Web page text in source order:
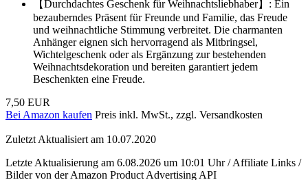
【Durchdachtes Geschenk für Weihnachtsliebhaber】: Ein
bezauberndes Präsent für Freunde und Familie, das Freude
und weihnachtliche Stimmung verbreitet. Die charmanten
Anhänger eignen sich hervorragend als Mitbringsel,
Wichtelgeschenk oder als Ergänzung zur bestehenden
Weihnachtsdekoration und bereiten garantiert jedem
Beschenkten eine Freude.
7,50 EUR
Bei Amazon kaufen Preis inkl. MwSt., zzgl. Versandkosten
Zuletzt Aktualisiert am 10.07.2020
Letzte Aktualisierung am 6.08.2026 um 10:01 Uhr / Affiliate Links /
Bilder von der Amazon Product Advertising API